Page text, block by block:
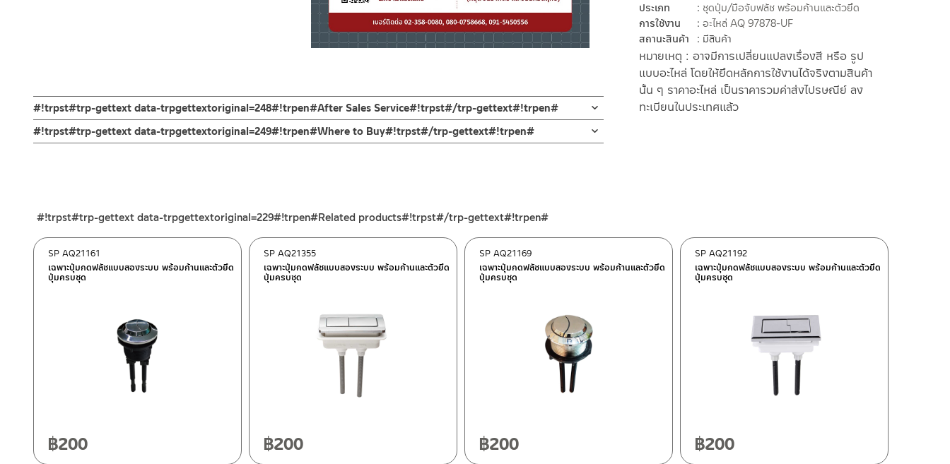
ประเภท
ชุดปุ่ม/มือจับฟลัช พร้อมก้านและตัวยึด
การใช้งาน
อะไหล่ AQ 97878-UF
สถานะสินค้า
มีสินค้า
หมายเหตุ : อาจมีการเปลี่ยนแปลงเรื่องสี หรือ รูป
แบบอะไหล่ โดยให้ยึดหลักการใช้งานได้จริงตามสินค้า
นั้น ๆ ราคาอะไหล่ เป็นราคารวมค่าส่งไปรษณีย์ ลง
ทะเบียนในประเทศแล้ว
#!trpst#trp-gettext data-trpgettextoriginal=248#!trpen#After Sales Service#!trpst#/trp-gettext#!trpen#
ช่องทางออนไลน์
– Email: contact@charnpaiboon.com
662/61-62 ถนน พระราม3 แขวงบางโพงพาง เขตยานนาวา กรุงเทพฯ 10120
โทร: 02-358-0080 / 080-075-8668 / 091-545-0556
เชียงใหม่
#!trpst#trp-gettext data-trpgettextoriginal=249#!trpen#Where to Buy#!trpst#/trp-gettext#!trpen#
ติดต่อพนักงานขาย / Contact Sales Staff
โทร: 02-285-5795
LINE:@charnpaiboon.sales
ติดต่อ ชาญไพบูลย์ / Contact Us
#!trpst#trp-gettext data-trpgettextoriginal=229#!trpen#Related products#!trpst#/trp-gettext#!trpen#
เฉพาะปุ่มกดฟลัชแบบสองระบบ พร้อมก้านและตัวยึด
ปุ่มครบชุด
SP AQ21161
฿200
เฉพาะปุ่มกดฟลัชแบบสองระบบ พร้อมก้านและตัวยึด
ปุ่มครบชุด
SP AQ21355
฿200
เฉพาะปุ่มกดฟลัชแบบสองระบบ พร้อมก้านและตัวยึด
ปุ่มครบชุด
SP AQ21169
฿200
เฉพาะปุ่มกดฟลัชแบบสองระบบ พร้อมก้านและตัวยึด
ปุ่มครบชุด
SP AQ21192
฿200